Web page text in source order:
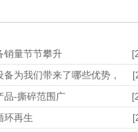
销量节节攀升
为我们带来了哪些优势，
品-撕碎范围广
环再生